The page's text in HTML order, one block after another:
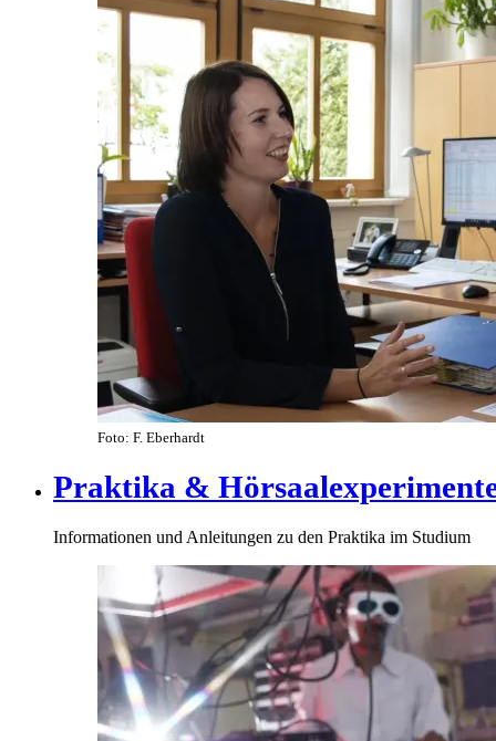
Foto: F. Eberhardt
Praktika &
Informationen und Anleitungen zu den Praktika im Studium